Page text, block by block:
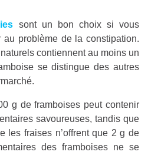
sont un bon choix si vous
problème de la constipation.
contiennent au moins un
se distingue des autres
g de framboises peut contenir
savoureuses, tandis que
les fraises n’offrent que 2 g de
des framboises ne se